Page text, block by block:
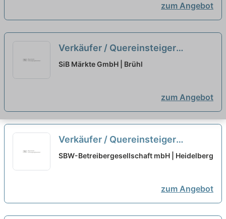
zum Angebot
Verkäufer / Quereinsteiger
Bedientheke / Metzgerei / Wurst
SiB Märkte GmbH | Brühl
zum Angebot
Verkäufer / Quereinsteiger
Bedientheke / Käse (m/w/d) neu
SBW-Betreibergesellschaft mbH | Heidelberg
zum Angebot